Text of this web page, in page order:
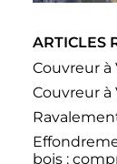
ARTICLES
Couvreur à
Couvreur à
bois :